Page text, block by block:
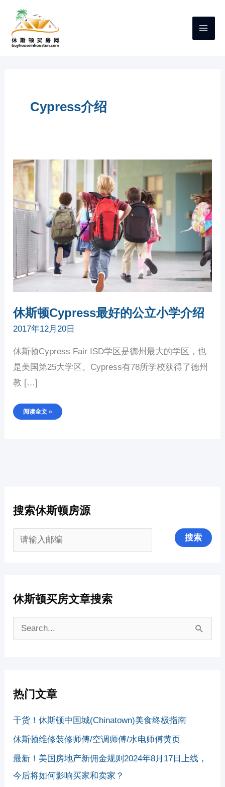
Cypress介绍
休斯顿Cypress最好的公立小学介绍
2017年12月20日
休斯顿Cypress Fair ISD学区是德州最大的学区，也
是美国第25大学区。Cypress有78所学校获得了德州
教 […]
休
斯
CYPRESS
好
的
公
立
阅读全文 »
搜索休斯顿房源
休斯顿买房文章搜索
热门文章
干货！休斯顿中国城(Chinatown)美食终极指南
休斯顿维修装修师傅/空调师傅/水电师傅黄页
最新！美国房地产新佣金规则2024年8月17日上线，
今后将如何影响买家和卖家？